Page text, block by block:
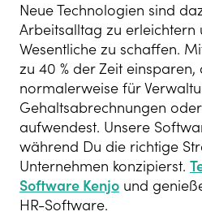
Neue Technologien sind
Arbeitsalltag zu erleichtern
Wesentliche zu schaffen.
zu 40 % der Zeit einsparen,
normalerweise für
Gehaltsabrechnungen
aufwendest. Unsere
während Du die richtige
Unternehmen konzipierst.
Software Kenjo und
HR-Software.